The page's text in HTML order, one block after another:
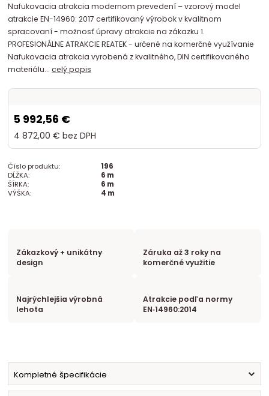
Nafukovacia atrakcia modernom prevedení – vzorový model
atrakcie EN-14960: 2017 certifikovaný výrobok v kvalitnom
spracovaní - možnosť úpravy atrakcie na zákazku 1.
PROFESIONÁLNE ATRAKCIE REATEK - určené na komerčné využívanie
Nafukovacia atrakcia vyrobená z kvalitného, DIN certifikovaného
materiálu...celý popis
5 992,56 €
4 872,00 € bez DPH
Číslo produktu:
196
DĹŽKA:
6 m
ŠÍRKA:
6 m
VÝŠKA:
4 m
Zákazkový + unikátny
design
Záruka až 3 roky na
komerčné využitie
Najrýchlejšia výrobná
lehota
Atrakcie podľa normy
EN‑14960:2014
Kompletné špecifikácie